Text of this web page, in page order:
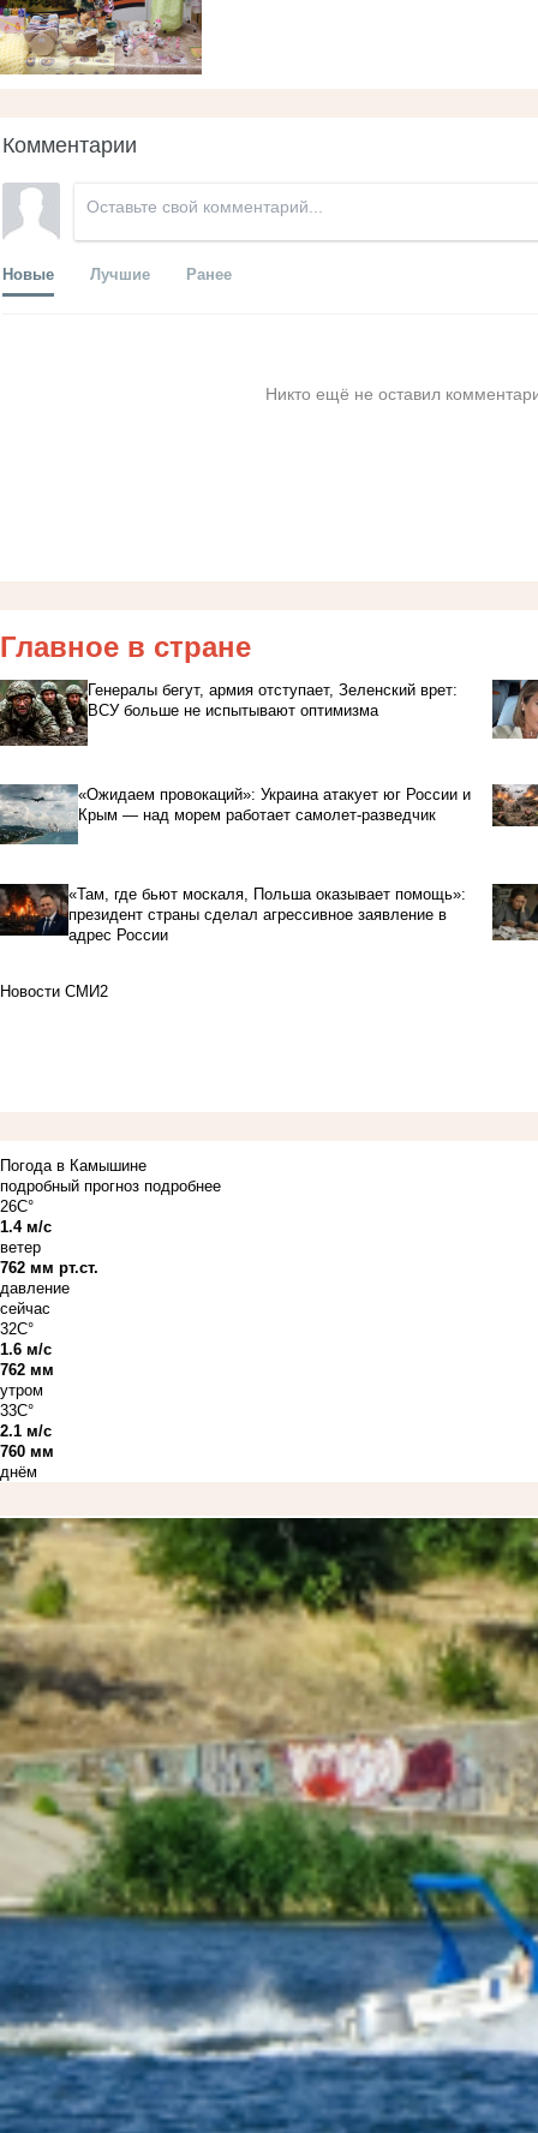
Комментарии
Новые Лучшие Ранее
Никто ещё не оставил
Главное в стране
Генералы бегут, армия отступает, Зеленский врет:
ВСУ больше не испытывают оптимизма
«Ожидаем провокаций»: Украина атакует юг России и
Крым — над морем работает самолет-разведчик
«Там, где бьют москаля, Польша оказывает помощь»:
президент страны сделал агрессивное заявление в
адрес России
Новости СМИ2
Погода в Камышине
подробный прогноз подробнее
26C°
1.4 м/с
ветер
762 мм рт.ст.
давление
сейчас
32C°
1.6 м/с
762 мм
утром
33C°
2.1 м/с
760 мм
днём